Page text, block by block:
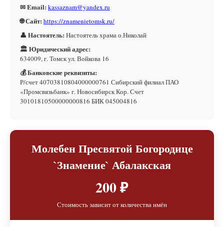
✉ Email: kassaznam@yandex.ru
🌐 Сайт: https://znamenietomsk.ru/
👤 Настоятель: Настоятель храма о.Николай
🏛 Юридический адрес:
634009, г. Томск ул. Войкова 16
💰 Банковские реквизиты:
Р/счет 40703810804000000761 Сибирский филиал ПАО
«Промсвязьбанк» г. Новосибирск Кор. Счет
30101810500000000816 БИК 045004816
Молебен Пресвятой Богородице
`Знамение` Абалакская
200 ₽
Стоимость зависит от количества имён